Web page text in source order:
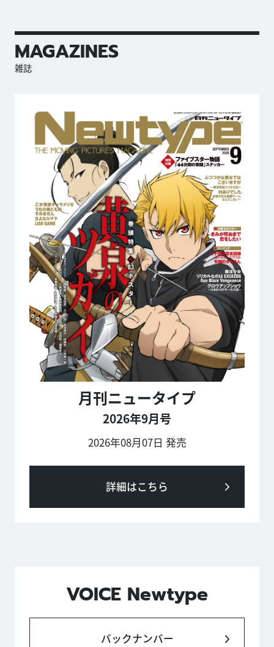
MAGAZINES
雑誌
月刊ニュータイプ
2026年9月号
2026年08月07日 発売
詳細はこちら
VOICE Newtype
バックナンバー